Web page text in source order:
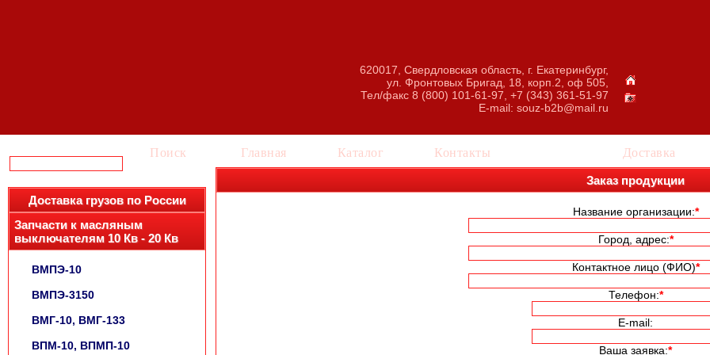
620017, Свердловская область, г. Екатеринбург,
ул. Фронтовых Бригад, 18, корп.2, оф 505,
Тел/факс 8 (800) 101-61-97, +7 (343) 361-51-97
E-mail: souz-b2b@mail.ru
Поиск
Доставка грузов по России
Запчасти к масляным
выключателям 10 Кв - 20 Кв
ВМПЭ-10
ВМПЭ-3150
ВМГ-10, ВМГ-133
ВПМ-10, ВПМП-10
Главная Каталог Контакты Доставка
Заказ продукции
Название организации:*
Город, адрес:*
Контактное лицо (ФИО)*
Телефон:*
E-mail:
Ваша заявка:*